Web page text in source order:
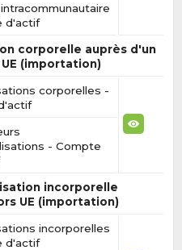
d'actif
corporelle auprès d'un
(importation)
corporelles -
- Compte
incorporelle
UE (importation)
incorporelles
d'actif